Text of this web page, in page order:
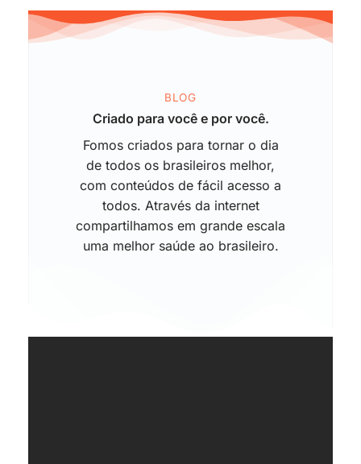
BLOG
Criado para você e por você.
Fomos criados para tornar o dia
de todos os brasileiros melhor,
com conteúdos de fácil acesso a
todos. Através da internet
compartilhamos em grande escala
uma melhor saúde ao brasileiro.